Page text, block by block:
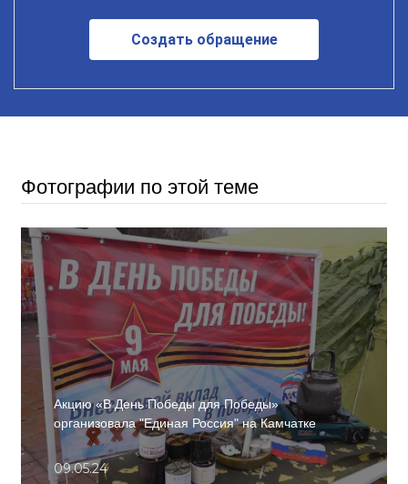
Создать обращение
Фотографии по этой теме
Акцию «В День Победы для Победы»
организовала "Единая Россия" на Камчатке
09.05.24